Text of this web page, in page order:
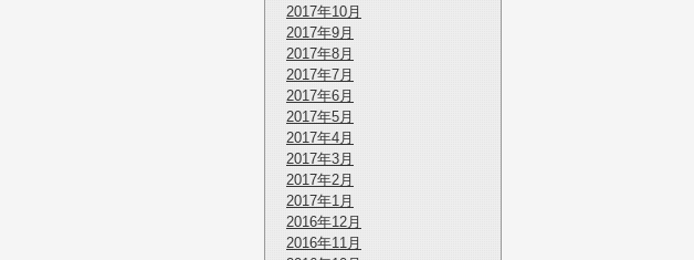
2017年10月
2017年9月
2017年8月
2017年7月
2017年6月
2017年5月
2017年4月
2017年3月
2017年2月
2017年1月
2016年12月
2016年11月